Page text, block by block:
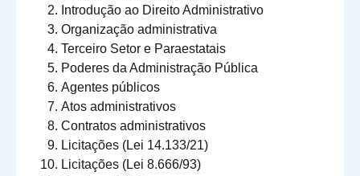
Introdução ao Direito Administrativo
Organização administrativa
Terceiro Setor e Paraestatais
Poderes da Administração Pública
Agentes públicos
Atos administrativos
Contratos administrativos
Licitações (Lei 14.133/21)
Licitações (Lei 8.666/93)